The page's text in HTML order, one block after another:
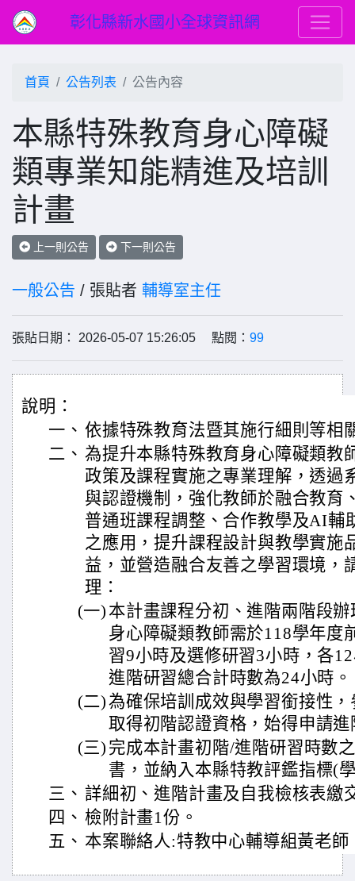
彰化縣新水國小全球資訊網
首頁 公告列表 公告內容
本縣特殊教育身心障礙
類專業知能精進及培訓
計畫
上一則公告 下一則公告
一般公告 / 張貼者 輔導室主任
張貼日期： 2026-05-07 15:26:05 點閱： 99
說明：
一、 依據特殊教育法暨其施行細則等相
二、 為提升本縣特殊教育身心障礙類教
政策及課程實施之專業理解，透過
與認證機制，強化教師於融合教育
普通班課程調整、合作教學及AI輔
之應用，提升課程設計與教學實施
益，並營造融合友善之學習環境，
理：
(一) 本計畫課程分初、進階兩階段
身心障礙類教師需於118學年度
習9小時及選修研習3小時，各
進階研習總合計時數為24小時。
(二)為確保培訓成效與學習銜接性
取得初階認證資格，始得申請
(三) 完成本計畫初階/進階研習時數
書，並納入本縣特教評鑑指標(
三、 詳細初、進階計畫及自我檢核表繳
四、 檢附計畫1份。
五、 本案聯絡人:特教中心輔導組黃老師